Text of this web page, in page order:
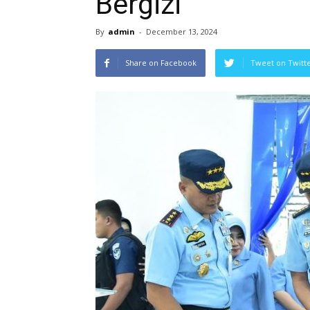
By admin - December 13, 2024
Share on Facebook Tweet on